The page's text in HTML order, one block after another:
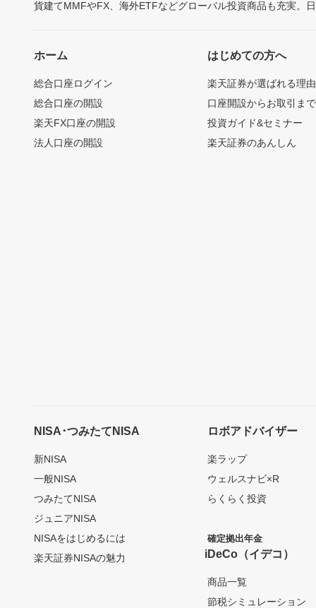
貨建てMMFやFX、海外ETFなどグローバル投資商品も充実。
ホーム
総合口座ログイン
総合口座の開設
楽天FX口座の開設
法人口座の開設
はじめての方へ
楽天証券が選ばれる理由
口座開設からお取引ま
投資ガイド&セミナー
楽天証券のあんしん
NISA･つみたてNISA
新NISA
一般NISA
つみたてNISA
ジュニアNISA
NISAをはじめるには
楽天証券NISAの魅力
ロボアドバイザー
楽ラップ
ウェルスナビ×R
らくらく投資
確定拠出年金
iDeCo（イデコ）
商品一覧
節税シミュレーション